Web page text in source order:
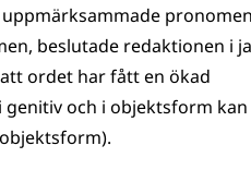
beslutade redaktionen i
ordet har fått en ökad
genitiv och i objektsform